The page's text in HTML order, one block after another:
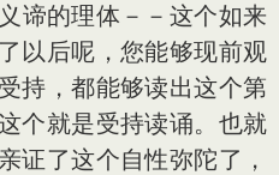
谛的理体－－这个如来
以后呢，您能够现前观
持，都能够读出这个第
个就是受持读诵。也就
证了这个自性弥陀了，